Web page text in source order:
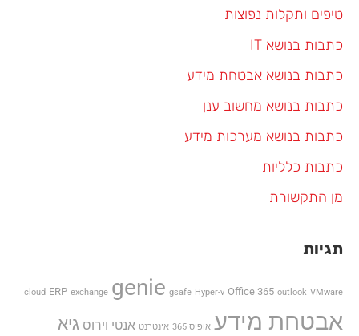
טיפים ותקלות נפוצות
כתבות בנושא IT
כתבות בנושא אבטחת מידע
כתבות בנושא מחשוב ענן
כתבות בנושא מערכות מידע
כתבות כלליות
מן התקשורת
תגיות
cloud ERP exchange genie gsafe Hyper-v Office 365 outlook VMware
אבטחת מידע אופיס 365 אינטרנט אנטי וירוס גיא